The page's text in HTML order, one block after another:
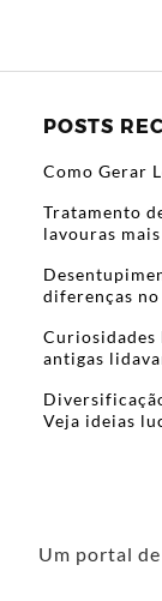
POSTS
Como Gerar
Tratamento
lavouras
diferenças
Curiosidades
antigas
Veja ideias
Um portal